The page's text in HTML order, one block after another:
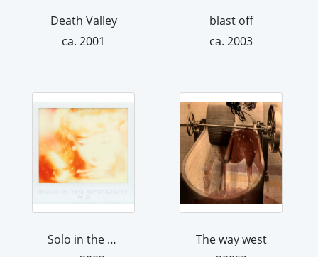
Death Valley
ca. 2001
blast off
ca. 2003
Solo in the spotlight I
The way west